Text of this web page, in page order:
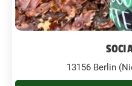
13156 Berlin